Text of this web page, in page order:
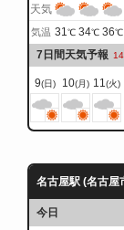
天気
気温 31℃ 34℃ 36℃
7日間天気予報
9(日) 10(月) 11(火)
名古屋駅 (名古屋
今日